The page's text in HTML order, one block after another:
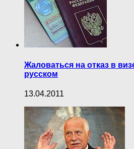
Жаловаться на отказ в
русском
13.04.2011